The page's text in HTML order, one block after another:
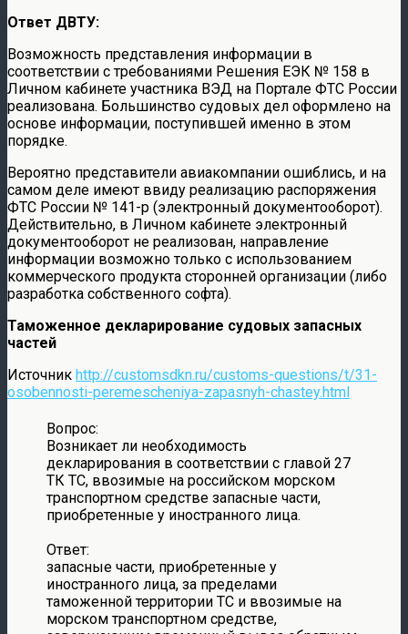
Ответ ДВТУ:
Возможность представления информации в
соответствии с требованиями Решения ЕЭК № 158 в
Личном кабинете участника ВЭД на Портале ФТС России
реализована. Большинство судовых дел оформлено на
основе информации, поступившей именно в этом
порядке.
Вероятно представители авиакомпании ошиблись, и на
самом деле имеют ввиду реализацию распоряжения
ФТС России № 141-р (электронный документооборот).
Действительно, в Личном кабинете электронный
документооборот не реализован, направление
информации возможно только с использованием
коммерческого продукта сторонней организации (либо
разработка собственного софта).
Таможенное декларирование судовых запасных
частей
Источник http://customsdkn.ru/customs-questions/t/31-
osobennosti-peremescheniya-zapasnyh-chastey.html
Вопрос:
Возникает ли необходимость
декларирования в соответствии с главой 27
ТК ТС, ввозимые на российском морском
транспортном средстве запасные части,
приобретенные у иностранного лица.
Ответ:
запасные части, приобретенные у
иностранного лица, за пределами
таможенной территории ТС и ввозимые на
морском транспортном средстве,